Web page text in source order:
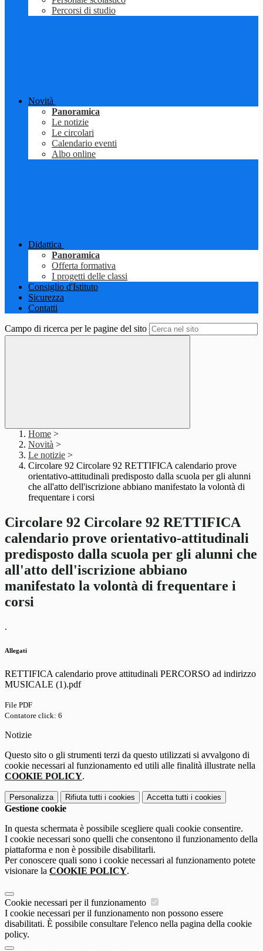
Percorsi di studio
Novità
Panoramica
Le notizie
Le circolari
Calendario eventi
Albo online
Didattica
Panoramica
Offerta formativa
I progetti delle classi
Consiglio d'Istituto
Sicurezza
Contatti
Campo di ricerca per le pagine del sito
Home >
Novità >
Le notizie >
Circolare 92 Circolare 92 RETTIFICA calendario prove
orientativo-attitudinali predisposto dalla scuola per gli alunni
che all'atto dell'iscrizione abbiano manifestato la volontà di
frequentare i corsi
Circolare 92 Circolare 92 RETTIFICA
calendario prove orientativo-attitudinali
predisposto dalla scuola per gli alunni che
all'atto dell'iscrizione abbiano
manifestato la volontà di frequentare i
corsi
.
Allegati
RETTIFICA calendario prove attitudinali PERCORSO ad indirizzo
MUSICALE (1).pdf
File PDF
Contatore click: 6
Notizie
Questo sito o gli strumenti terzi da questo utilizzati si avvalgono di
cookie necessari al funzionamento ed utili alle finalità illustrate nella
COOKIE POLICY.
Personalizza Rifiuta tutti i cookies Accetta tutti i cookies
Gestione cookie
In questa schermata è possibile scegliere quali cookie consentire.
I cookie necessari sono quelli che consentono il funzionamento della
piattaforma e non è possibile disabilitarli.
Per conoscere quali sono i cookie necessari al funzionamento potete
visionare la COOKIE POLICY.
Cookie necessari per il funzionamento
I cookie necessari per il funzionamento non possono essere
disabilitati. È possibile consultare l'elenco nella pagina della cookie
policy.